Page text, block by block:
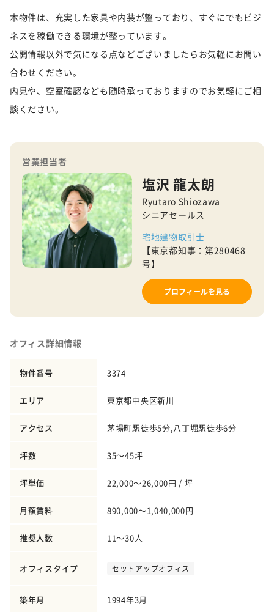
本物件は、充実した家具や内装が整っており、すぐにでもビジ
ネスを稼働できる環境が整っています。
公開情報以外で気になる点などございましたらお気軽にお問い
合わせください。
内見や、空室確認なども随時承っておりますのでお気軽にご相
談ください。
営業担当者
塩沢 龍太朗
Ryutaro Shiozawa
シニアセールス
宅地建物取引士
【東京都知事：第280468
号】
プロフィールを見る
オフィス詳細情報
物件番号 3374
エリア 東京都中央区新川
アクセス 茅場町駅徒歩5分,八丁堀駅徒歩6分
坪数 35～45坪
坪単価 22,000～26,000円 / 坪
月額賃料 890,000～1,040,000円
推奨人数 11～30人
オフィスタイプ セットアップオフィス
築年月 1994年3月